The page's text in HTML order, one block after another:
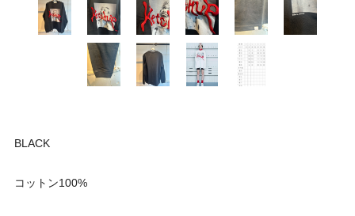
BLACK
コットン100%